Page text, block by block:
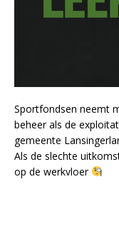
Sportfondsen neemt
beheer als de
gemeente
Als de slechte
op de werkvloer